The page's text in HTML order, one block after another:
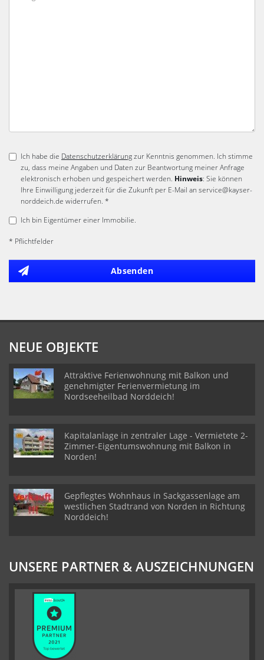
Ich habe die Datenschutzerklärungzur Kenntnis genommen. Ich stimme
zu, dass meine Angaben und Daten zur Beantwortung meiner Anfrage
elektronisch erhoben und gespeichert werden. Hinweis: Sie können
Ihre Einwilligung jederzeit für die Zukunft per E-Mail an service@kayser-
norddeich.de widerrufen. *
Ich bin Eigentümer einer Immobilie.
* Pflichtfelder
Absenden
NEUE OBJEKTE
Attraktive Ferienwohnung mit Balkon und
genehmigter Ferienvermietung im
Nordseeheilbad Norddeich!
Kapitalanlage in zentraler Lage - Vermietete 2-
Zimmer-Eigentumswohnung mit Balkon in
Norden!
Gepflegtes Wohnhaus in Sackgassenlage am
westlichen Stadtrand von Norden in Richtung
Norddeich!
UNSERE PARTNER & AUSZEICHNUNGEN